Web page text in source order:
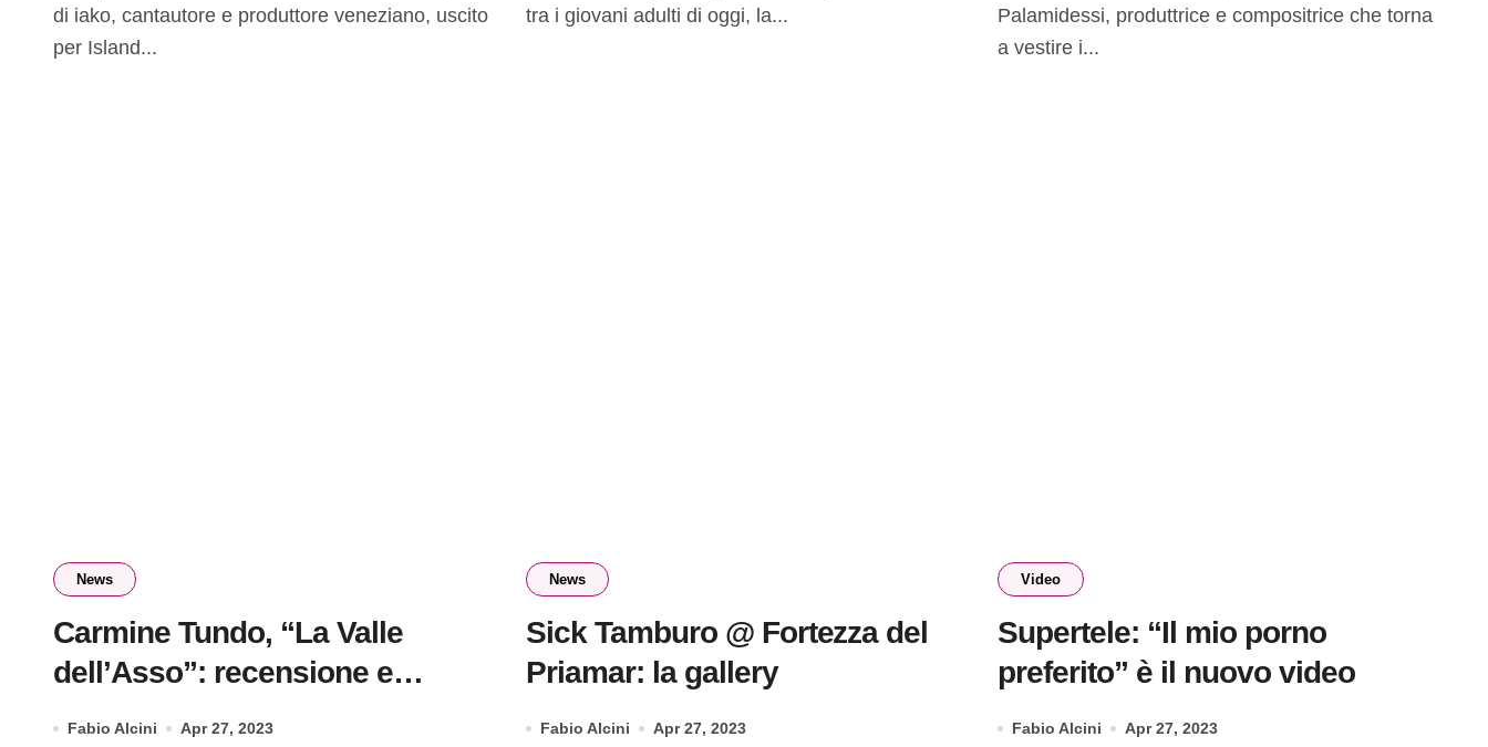
di iako, cantautore e produttore veneziano, uscito
per Island...
tra i giovani adulti di oggi, la...
Palamidessi, produttrice e compositrice che torna
a vestire i...
News
Carmine Tundo, “La Valle
dell’Asso”: recensione e
Fabio Alcini Apr 27, 2023
News
Sick Tamburo @ Fortezza del
Priamar: la gallery
Fabio Alcini Apr 27, 2023
Video
Supertele: “Il mio porno
preferito” è il nuovo video
Fabio Alcini Apr 27, 2023